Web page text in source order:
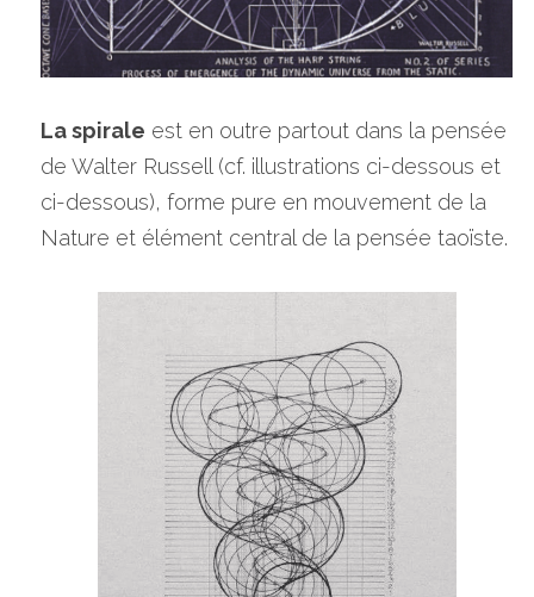
La spirale est en outre partout dans la pensée
de Walter Russell (cf. illustrations ci-dessous et
ci-dessous), forme pure en mouvement de la
Nature et élément central de la pensée taoïste.